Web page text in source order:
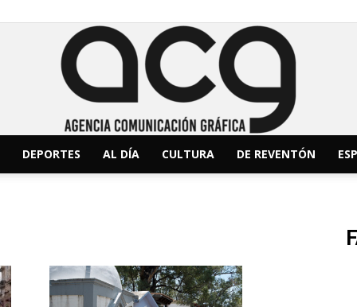
Noticias
DEPORTES AL DÍA CULTURA DE REVENTÓN